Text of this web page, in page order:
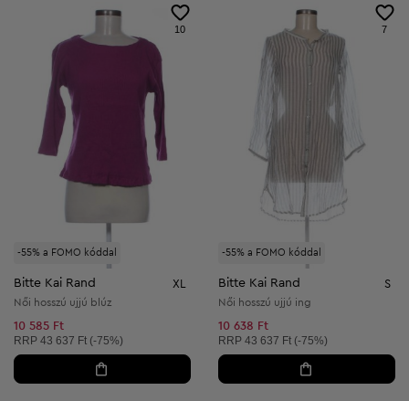
-55% a FOMO kóddal
10
Bitte Kai Rand XL
Női hosszú ujjú blúz
10 585 Ft
Ajánlott ár:
RRP 43 637 Ft (-75%)
-55% a FOMO kóddal
7
Bitte Kai Rand S
Női hosszú ujjú ing
10 638 Ft
Ajánlott ár:
RRP 43 637 Ft (-75%)